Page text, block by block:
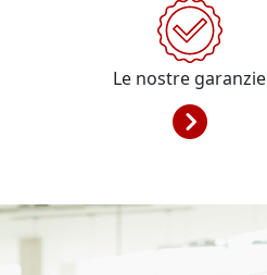
Le nostre garanzie